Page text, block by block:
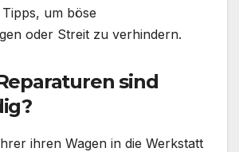
Tipps, um böse
oder Streit zu verhindern.
sind
ihren Wagen in die Werkstatt